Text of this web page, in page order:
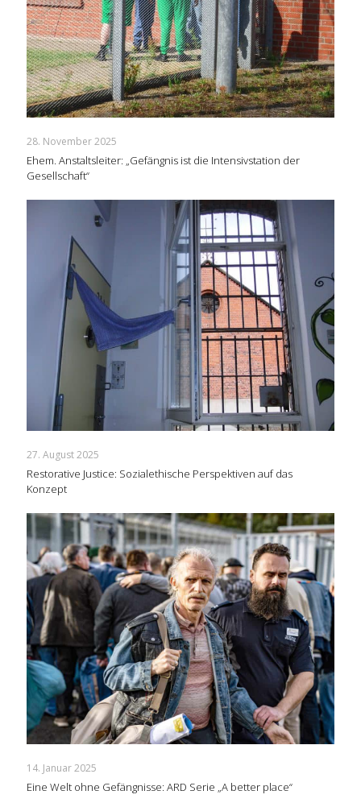
28. November 2025
Ehem. Anstaltsleiter: „Gefängnis ist die Intensivstation der
Gesellschaft“
27. August 2025
Restorative Justice: Sozialethische Perspektiven auf das
Konzept
14. Januar 2025
Eine Welt ohne Gefängnisse: ARD Serie „A better place“